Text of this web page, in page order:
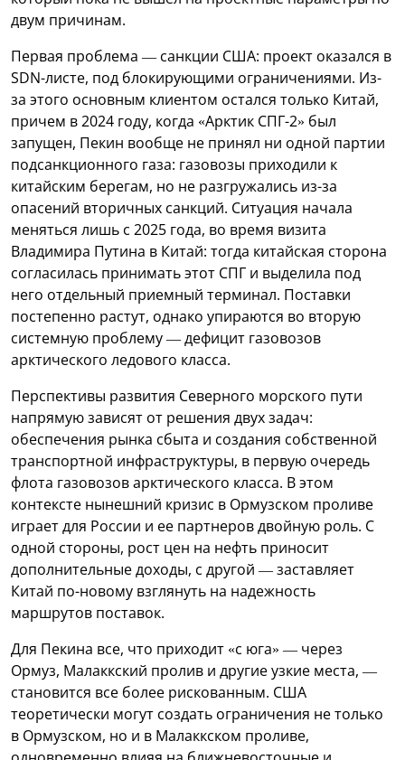
двум причинам.
Первая проблема — санкции США: проект оказался в
SDN-листе, под блокирующими ограничениями. Из-
за этого основным клиентом остался только Китай,
причем в 2024 году, когда «Арктик СПГ-2» был
запущен, Пекин вообще не принял ни одной партии
подсанкционного газа: газовозы приходили к
китайским берегам, но не разгружались из-за
опасений вторичных санкций. Ситуация начала
меняться лишь с 2025 года, во время визита
Владимира Путина в Китай: тогда китайская сторона
согласилась принимать этот СПГ и выделила под
него отдельный приемный терминал. Поставки
постепенно растут, однако упираются во вторую
системную проблему — дефицит газовозов
арктического ледового класса.
Перспективы развития Северного морского пути
напрямую зависят от решения двух задач:
обеспечения рынка сбыта и создания собственной
транспортной инфраструктуры, в первую очередь
флота газовозов арктического класса. В этом
контексте нынешний кризис в Ормузском проливе
играет для России и ее партнеров двойную роль. С
одной стороны, рост цен на нефть приносит
дополнительные доходы, с другой — заставляет
Китай по-новому взглянуть на надежность
маршрутов поставок.
Для Пекина все, что приходит «с юга» — через
Ормуз, Малаккский пролив и другие узкие места, —
становится все более рискованным. США
теоретически могут создать ограничения не только
в Ормузском, но и в Малаккском проливе,